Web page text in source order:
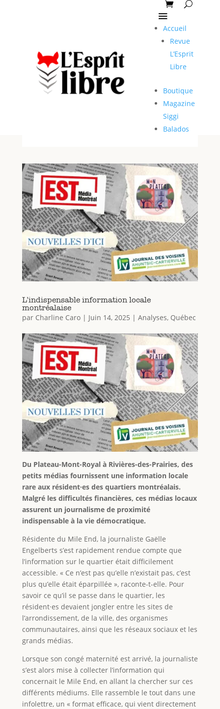
Accueil
Revue
L’Esprit
Libre
Boutique
Magazine
Siggi
Balados
L’indispensable information locale
montréalaise
par Charline Caro| Juin 14, 2025 | Analyses, Québec
Du Plateau-Mont-Royal à Rivières-des-Prairies, des
petits médias fournissent une information locale
rare aux résident·es des quartiers montréalais.
Malgré les difficultés financières, ces médias locaux
assurent un journalisme de proximité
indispensable à la vie démocratique.
Résidente du Mile End, la journaliste Gaëlle
Engelberts s’est rapidement rendue compte que
l’information sur le quartier était difficilement
accessible. « Ce n’est pas qu’elle n’existait pas, c’est
plus qu’elle était éparpillée », raconte-t-elle. Pour
savoir ce qu’il se passe dans le quartier, les
résident·es devaient jongler entre les sites de
l’arrondissement, de la ville, des organismes
communautaires, ainsi que les réseaux sociaux et les
grands médias.
Lorsque son congé maternité est arrivé, la journaliste
s’est alors mise à collecter l’information qui
concernait le Mile End, en allant la chercher sur ces
différents médiums. Elle rassemble le tout dans une
infolettre, un « format efficace, qui vient directement